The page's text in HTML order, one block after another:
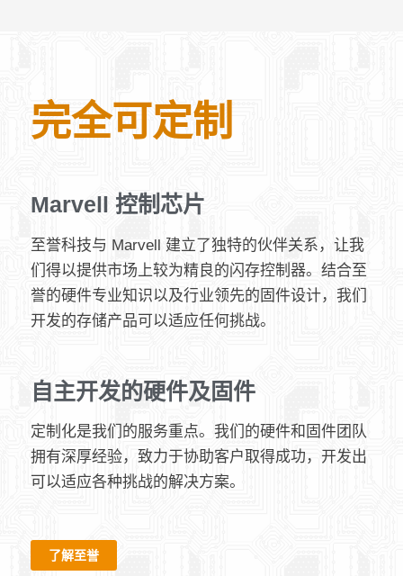
完全可定制
Marvell 控制芯片
至誉科技与 Marvell 建立了独特的伙伴关系，让我
们得以提供市场上较为精良的闪存控制器。结合至
誉的硬件专业知识以及行业领先的固件设计，我们
开发的存储产品可以适应任何挑战。
自主开发的硬件及固件
定制化是我们的服务重点。我们的硬件和固件团队
拥有深厚经验，致力于协助客户取得成功，开发出
可以适应各种挑战的解决方案。
了解至誉